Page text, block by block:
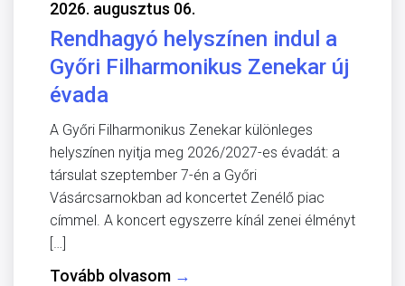
2026. augusztus 06.
Rendhagyó helyszínen indul a
Győri Filharmonikus Zenekar új
évada
A Győri Filharmonikus Zenekar különleges
helyszínen nyitja meg 2026/2027-es évadát: a
társulat szeptember 7-én a Győri
Vásárcsarnokban ad koncertet Zenélő piac
címmel. A koncert egyszerre kínál zenei élményt
[…]
Tovább olvasom →